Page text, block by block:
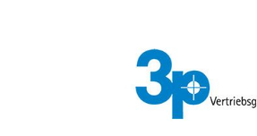
Navigation
springen
Zum
Inhalt
springen